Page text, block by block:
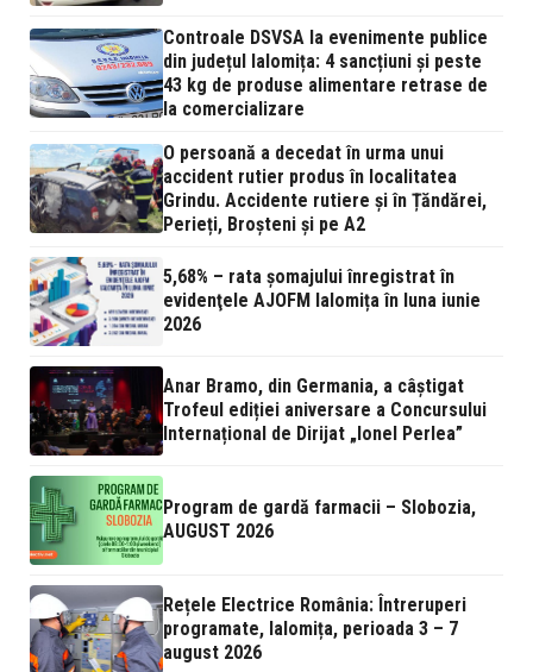
Controale DSVSA la evenimente publice
din județul Ialomița: 4 sancțiuni și peste
43 kg de produse alimentare retrase de
la comercializare
O persoană a decedat în urma unui
accident rutier produs în localitatea
Grindu. Accidente rutiere și în Țăndărei,
Perieți, Broșteni și pe A2
5,68% – rata şomajului înregistrat în
evidenţele AJOFM Ialomița în luna iunie
2026
Anar Bramo, din Germania, a câștigat
Trofeul ediției aniversare a Concursului
Internațional de Dirijat „Ionel Perlea”
Program de gardă farmacii – Slobozia,
AUGUST 2026
Rețele Electrice România: Întreruperi
programate, Ialomița, perioada 3 – 7
august 2026